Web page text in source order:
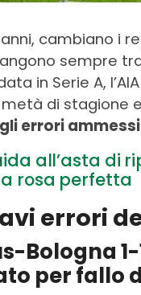
anni, cambiano i
sempre
in Serie A,
di stagione
errori
all’asta di
rosa perfetta
errori
Bologna
per fallo